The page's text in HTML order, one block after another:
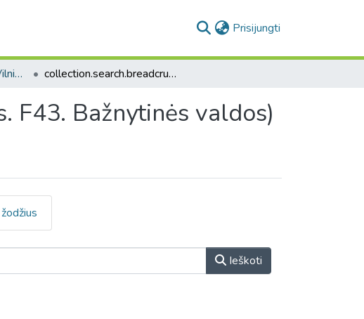
Prisijungti
Adutiškis: Stajatiškis (Vilniaus kapitulos fondas. F43. Bažnytinės valdos) collection.search.breadcrumbs
F43. Bažnytinės valdos)
Ieškoti